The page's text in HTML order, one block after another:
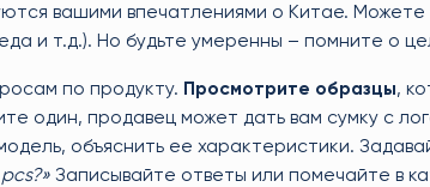
вашими впечатлениями о Китае. Можете
и т.д.). Но будьте умеренны – помните о
по продукту. Просмотрите образцы,
один, продавец может дать вам сумку с
объяснить ее характеристики.
Записывайте ответы или помечайте в